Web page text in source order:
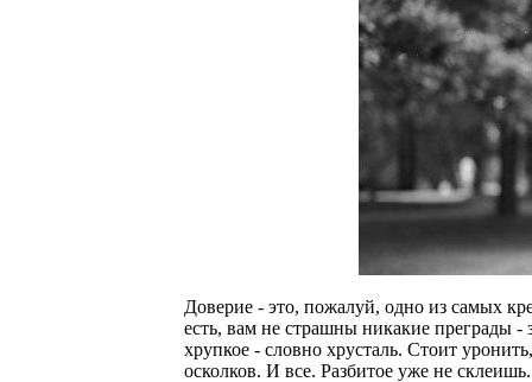
Доверие - это, пожалуй, одно из самых
есть, вам не страшны никакие преграды -
хрупкое - словно хрусталь. Стоит
осколков. И все. Разбитое уже не склеишь.